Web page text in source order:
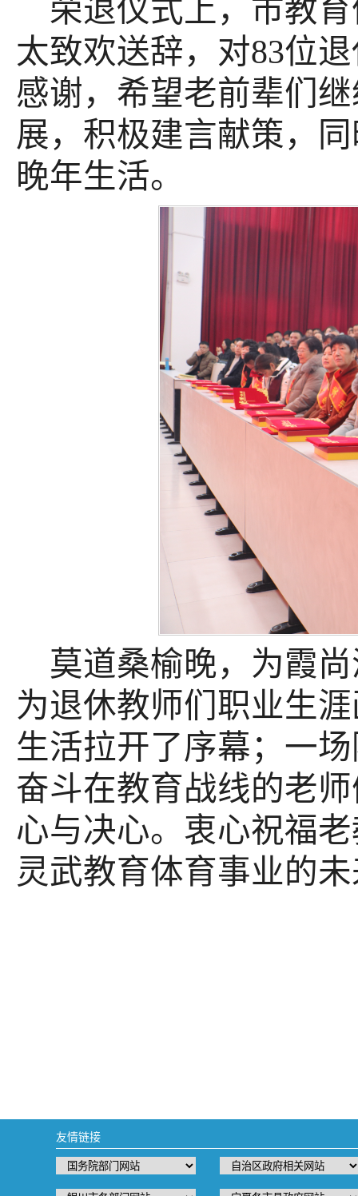
荣退仪式上，市教
太致欢送辞，对83位
感谢，希望老前辈们
展，积极建言献策，
晚年生活。
莫道桑榆晚，为霞
为退休教师们职业生
生活拉开了序幕；一
奋斗在教育战线的老
心与决心。衷心祝福
灵武教育体育事业的
友情链接